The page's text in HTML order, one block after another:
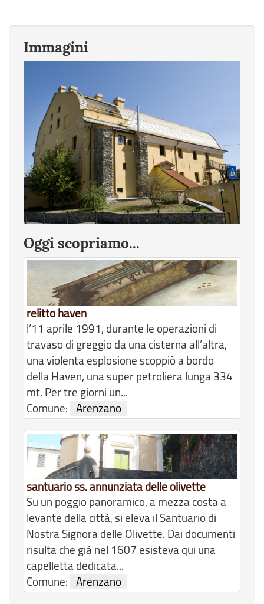
Immagini
Oggi scopriamo...
relitto haven
l’11 aprile 1991, durante le operazioni di
travaso di greggio da una cisterna all’altra,
una violenta esplosione scoppiò a bordo
della Haven, una super petroliera lunga 334
mt. Per tre giorni un...
Comune: Arenzano
santuario ss. annunziata delle olivette
Su un poggio panoramico, a mezza costa a
levante della città, si eleva il Santuario di
Nostra Signora delle Olivette. Dai documenti
risulta che già nel 1607 esisteva qui una
capelletta dedicata...
Comune: Arenzano